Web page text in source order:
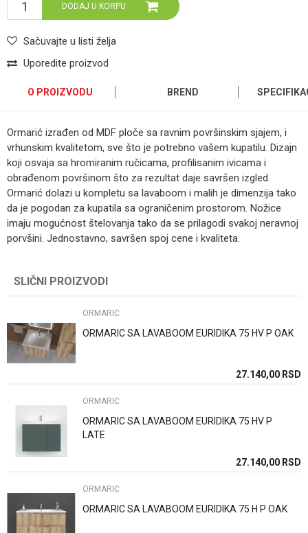
DODAJ U KORPU
Sačuvajte u listi želja
Uporedite proizvod
O PROIZVODU BREND
Ormarić izrađen od MDF ploče sa ravnim površinskim sjajem, i
vrhunskim kvalitetom, sve što je potrebno vašem kupatilu. Dizajn
koji osvaja sa hromiranim ručicama, profilisanim ivicama i
obrađenom površinom što za rezultat daje savršen izgled.
Ormarić dolazi u kompletu sa lavaboom i malih je dimenzija tako
da je pogodan za kupatila sa ograničenim prostorom. Nožice
imaju mogućnost štelovanja tako da se prilagodi svakoj neravnoj
porvšini. Jednostavno, savršen spoj cene i kvaliteta.
Ime/Nadimak
Email
Kategorija
Način ugradnje/Tip Konzolni(na zid)
Boja
SLIČNI PROIZVODI
ORMARIĆ
ORMARIC SA LAVABOOM EURIDIKA 75 HV P OAK
27.140,00 RSD
ORMARIĆ
ORMARIC SA LAVABOOM EURIDIKA 75 HV P
LATE
27.140,00 RSD
ORMARIĆ
ORMARIC SA LAVABOOM EURIDIKA 75 H P OAK